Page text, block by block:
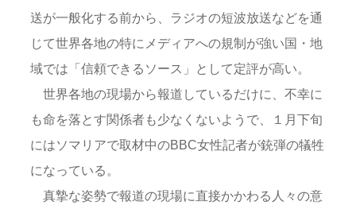
送が一般化する前から、ラジオの短波放送などを通
じて世界各地の特にメディアへの規制が強い国・地
域では「信頼できるソース」として定評が高い。
世界各地の現場から報道しているだけに、不幸に
も命を落とす関係者も少なくないようで、１月下旬
にはソマリアで取材中のBBC女性記者が銃弾の犠牲
になっている。
真摯な姿勢で報道の現場に直接かかわる人々の意